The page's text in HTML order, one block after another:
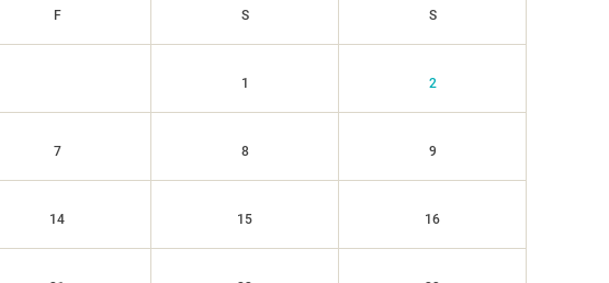
F S S
1 2
7 8 9
14 15 16